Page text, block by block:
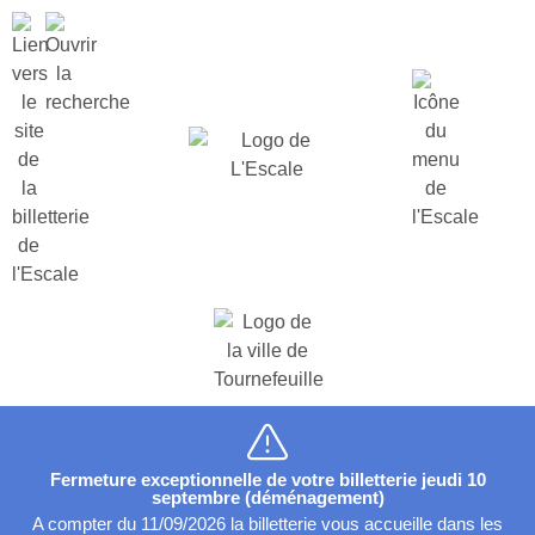
Fermeture exceptionnelle de votre billetterie jeudi 10
septembre (déménagement)
A compter du 11/09/2026 la billetterie vous accueille dans les